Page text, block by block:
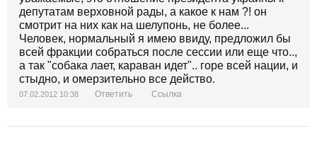
депутатам верховной рады, а какое к нам ?! он
смотрит на них как на шелупонь, не более...
Человек, нормальный я имею ввиду, предложил бы
всей фракции собраться после сессии или еще что..,
а так "собака лает, караван идет".. горе всей нации, и
стыдно, и омерзительно все действо.
07.02.2012 10:38 Ответить Ссылка